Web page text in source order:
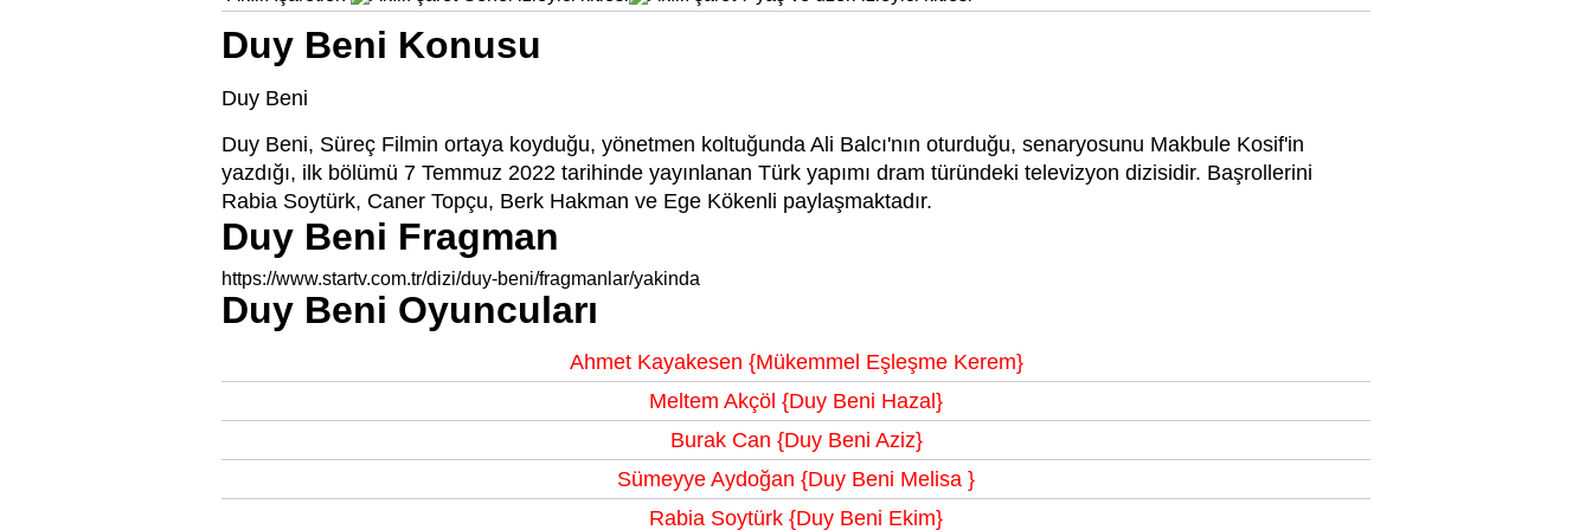
Duy Beni Konusu
Duy Beni
Duy Beni, Süreç Filmin ortaya koyduğu, yönetmen koltuğunda Ali Balcı'nın oturduğu, senaryosunu Makbule Kosif'in
yazdığı, ilk bölümü 7 Temmuz 2022 tarihinde yayınlanan Türk yapımı dram türündeki televizyon dizisidir. Başrollerini
Rabia Soytürk, Caner Topçu, Berk Hakman ve Ege Kökenli paylaşmaktadır.
Duy Beni Fragman
https://www.startv.com.tr/dizi/duy-beni/fragmanlar/yakinda
Duy Beni Oyuncuları
Ahmet Kayakesen {Mükemmel Eşleşme Kerem}
Meltem Akçöl {Duy Beni Hazal}
Burak Can {Duy Beni Aziz}
Sümeyye Aydoğan {Duy Beni Melisa }
Rabia Soytürk {Duy Beni Ekim}